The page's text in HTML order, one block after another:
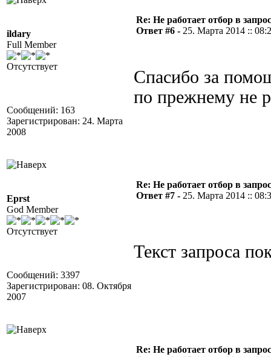
ildary
Full Member
Отсутствует
Сообщений: 163
Зарегистрирован: 24. Марта
2008
Re: Не работает отбор в
Ответ #6 - 25. Марта 2014 ::
Спасибо за
по прежнему не
Eprst
God Member
Отсутствует
Сообщений: 3397
Зарегистрирован: 08. Октября
2007
Re: Не работает отбор в
Ответ #7 - 25. Марта 2014 ::
Текст запроса
Re: Не работает отбор в